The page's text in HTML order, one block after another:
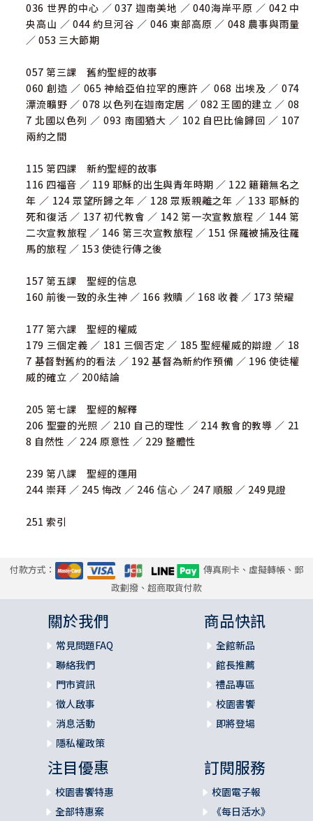
036 世界的中心 ／ 037 迦南美地 ／ 040海岸平原 ／ 042 中
央高山 ／ 044 約旦河谷 ／ 046 東部高原 ／ 048 農事與雨量
／ 053 三大節期
057 第三課 舊約聖經的故事
060 創造 ／ 065 神給亞伯拉罕的應許 ／ 068 出埃及 ／ 074
漂流曠野 ／ 078 以色列在迦南定居 ／ 082 王國的建立 ／ 08
7 北國以色列 ／ 093 南國猶大 ／ 102 自巴比倫歸回 ／ 107
兩約之間
115 第四課 新約聖經的故事
116 四福音 ／ 119 耶穌的出生與青年時期 ／ 122 籍籍無名之
年 ／ 124 眾望所歸之年 ／ 128 眾叛親離之年 ／ 133 耶穌的
死和復活 ／ 137 初代教會 ／ 142 第一次宣教旅程 ／ 144 第
二次宣教旅程 ／ 146 第三次宣教旅程 ／ 151 保羅被捕及往羅
馬的旅程 ／ 153 使徒行傳之後
157 第五課 聖經的信息
160 前後一致的永生神 ／ 166 救贖 ／ 168 收養 ／ 173 榮耀
177 第六課 聖經的權威
179 三個定義 ／ 181 三個否定 ／ 185 聖經權威的辯證 ／ 18
7 基督對舊約的看法 ／ 192 基督為新約作預備 ／ 196 使徒權
威的確立 ／ 200結論
205 第七課 聖經的解釋
206 聖靈的光照 ／ 210 自己的理性 ／ 214 教會的教導 ／ 21
8 自然性 ／ 224 原意性 ／ 229 整體性
239 第八課 聖經的運用
244 崇拜 ／ 245 悔改 ／ 246 信心 ／ 247 順服 ／ 249見證
251 索引
付款方式：
傳真刷卡、虛擬轉帳、郵
政劃撥、超商取貨付款
關於我們
常見問題FAQ
聯絡我們
門市資訊
徵人啟事
消息活動
隱私權政策
商品快訊
全館新品
館長推薦
禮品專區
校園書饗
即將登場
注目優惠
校園書饗特惠
全部特惠案
訂閱服務
校園電子報
《每日活水》